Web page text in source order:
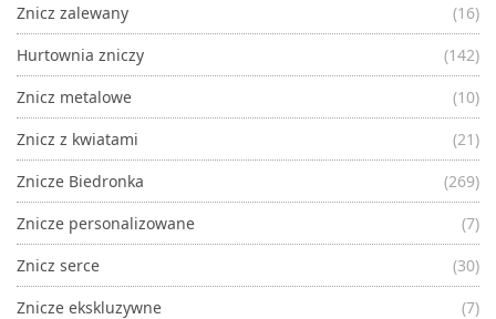
Znicz zalewany
(16)
Hurtownia zniczy
(142)
Znicz metalowe
(10)
Znicz z kwiatami
(21)
Znicze Biedronka
(269)
Znicze personalizowane
(7)
Znicz serce
(30)
Znicze ekskluzywne
(7)